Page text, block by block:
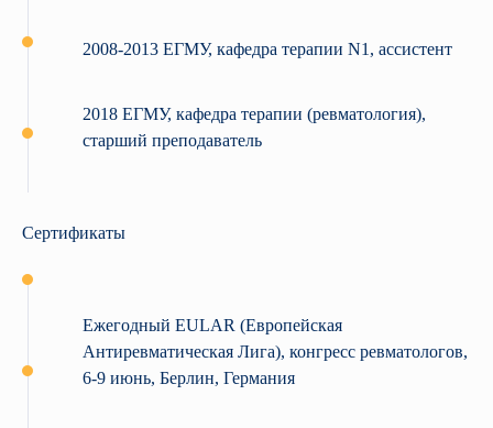
2008-2013 ЕГМУ, кафедра терапии N1, ассистент
2018 ЕГМУ, кафедра терапии (ревматология),
старший преподаватель
Сертификаты
Ежегодный EULAR (Европейская
Антиревматическая Лига), конгресс ревматологов,
6-9 июнь, Берлин, Германия